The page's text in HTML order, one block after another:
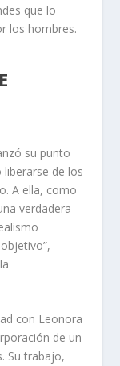
que lo
los hombres.
su punto
de los
A ella, como
verdadera
con Leonora
de un
Su trabajo,